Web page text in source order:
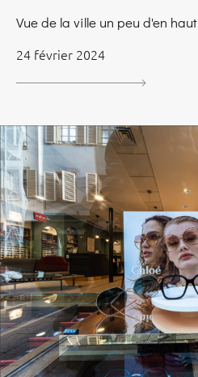
Vue de la ville un peu d'en haut
24 février 2024